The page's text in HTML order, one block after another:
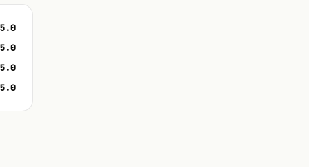
5.0
5.0
5.0
5.0